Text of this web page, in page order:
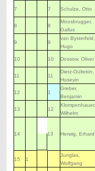
7 7 Schulze, Otto
8 8
Moosbrugger,
Gallus
9 9
van Bysterfeld,
Hugo
10 10 Dossow, Oliver
11 11
Dietz-Gültekin,
Huseyin
12 1
Greber,
Benjamin
13 12
Klompenhauer,
Wilhelm
14 13 Herwig, Erhard
15 1
Junglas,
Wolfgang